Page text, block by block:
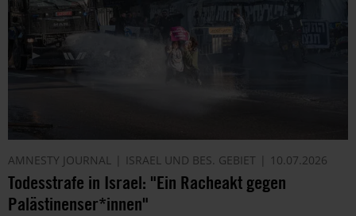
AMNESTY JOURNAL ISRAEL UND BES. GEBIET 10.07.2026
Todesstrafe in Israel: "Ein Racheakt gegen
Palästinenser*innen"